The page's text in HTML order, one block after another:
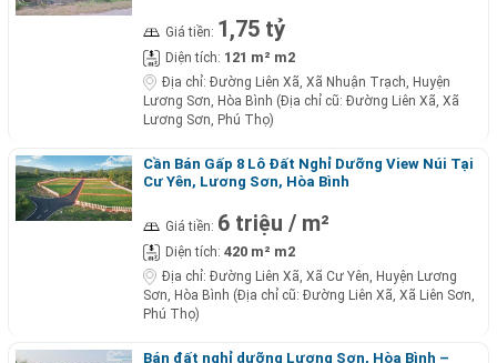
Giá tiền: 1,75 tỷ
Diện tích: 121 m² m2
Địa chỉ: Đường Liên Xã, Xã Nhuận Trạch, Huyện
Lương Sơn, Hòa Bình (Địa chỉ cũ: Đường Liên Xã, Xã
Lương Sơn, Phú Thọ)
Cần Bán Gấp 8 Lô Đất Nghỉ Dưỡng View Núi Tại
Cư Yên, Lương Sơn, Hòa Bình
Giá tiền: 6 triệu / m²
Diện tích: 420 m² m2
Địa chỉ: Đường Liên Xã, Xã Cư Yên, Huyện Lương
Sơn, Hòa Bình (Địa chỉ cũ: Đường Liên Xã, Xã Liên Sơn,
Phú Thọ)
Bán đất nghỉ dưỡng Lương Sơn, Hòa Bình –